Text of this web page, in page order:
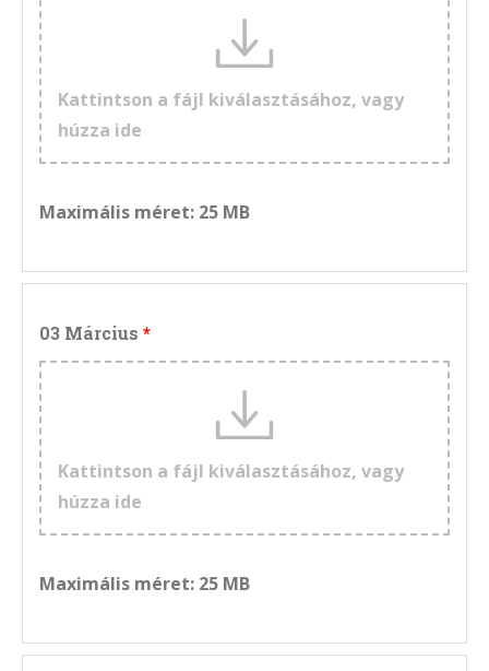
Kattintson a fájl kiválasztásához, vagy
húzza ide
Maximális méret: 25 MB
03 Március
Kattintson a fájl kiválasztásához, vagy
húzza ide
Maximális méret: 25 MB